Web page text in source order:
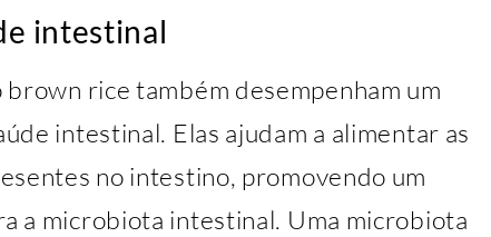
intestinal
rice também desempenham um
intestinal. Elas ajudam a alimentar as
no intestino, promovendo um
a microbiota intestinal. Uma microbiota